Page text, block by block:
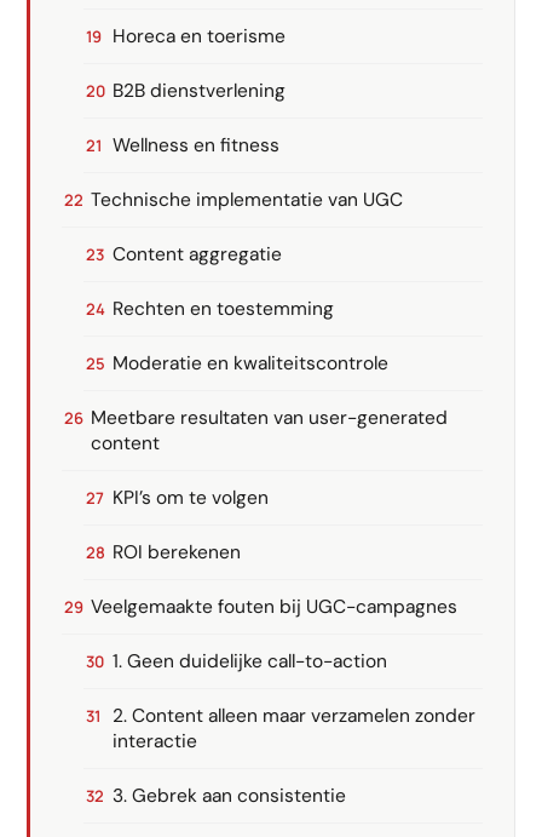
Horeca en toerisme
B2B dienstverlening
Wellness en fitness
Technische implementatie van UGC
Content aggregatie
Rechten en toestemming
Moderatie en kwaliteitscontrole
Meetbare resultaten van user-generated
content
KPI’s om te volgen
ROI berekenen
Veelgemaakte fouten bij UGC-campagnes
1. Geen duidelijke call-to-action
2. Content alleen maar verzamelen zonder
interactie
3. Gebrek aan consistentie